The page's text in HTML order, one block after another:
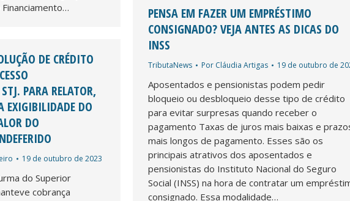
PENSA EM FAZER UM EMPRÉSTIMO
CONSIGNADO? VEJA ANTES AS DICAS DO
INSS
TributaNews Por Cláudia Artigas 19 de outubro de
Aposentados e pensionistas podem pedir
bloqueio ou desbloqueio desse tipo de crédito
para evitar surpresas quando receber o
pagamento Taxas de juros mais baixas e
mais longos de pagamento. Esses são os
principais atrativos dos aposentados e
pensionistas do Instituto Nacional do Seguro
Social (INSS) na hora de contratar um
consignado. Essa modalidade…
DE CRÉDITO
PARA RELATOR,
EXIGIBILIDADE DO
DO
19 de outubro de 2023
do Superior
cobrança